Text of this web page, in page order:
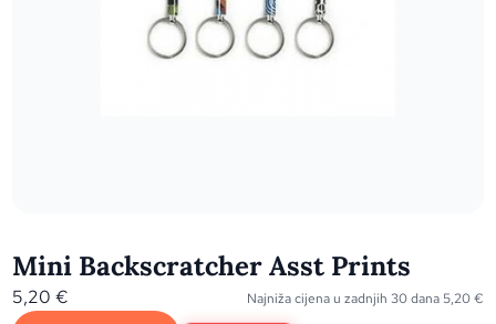
Mini Backscratcher Asst Prints
5,20€ Najniža cijena u zadnjih 30 dana 5,20€